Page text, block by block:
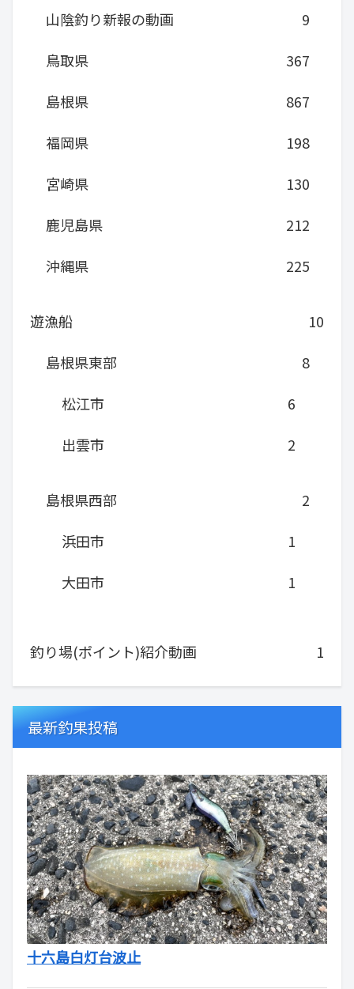
山陰釣り新報の動画
9
鳥取県
367
島根県
867
福岡県
198
宮崎県
130
鹿児島県
212
沖縄県
225
遊漁船
10
島根県東部
8
松江市
6
出雲市
2
島根県西部
2
浜田市
1
大田市
1
釣り場(ポイント)紹介動画 1
最新釣果投稿
十六島白灯台波止